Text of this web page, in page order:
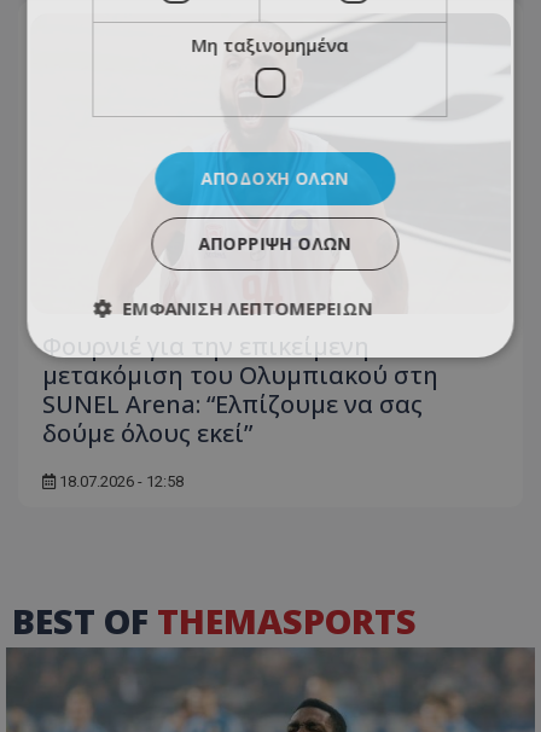
Φουρνιέ για την επικείμενη
μετακόμιση του Ολυμπιακού στη
SUNEL Arena: “Ελπίζουμε να σας
δούμε όλους εκεί”
18.07.2026 - 12:58
BEST OF THEMASPORTS
Μη ταξινομημένα
ΑΠΟΔΟΧΉ ΌΛΩΝ
ΑΠΌΡΡΙΨΗ ΌΛΩΝ
ΕΜΦΆΝΙΣΗ ΛΕΠΤΟΜΕΡΕΙΏΝ